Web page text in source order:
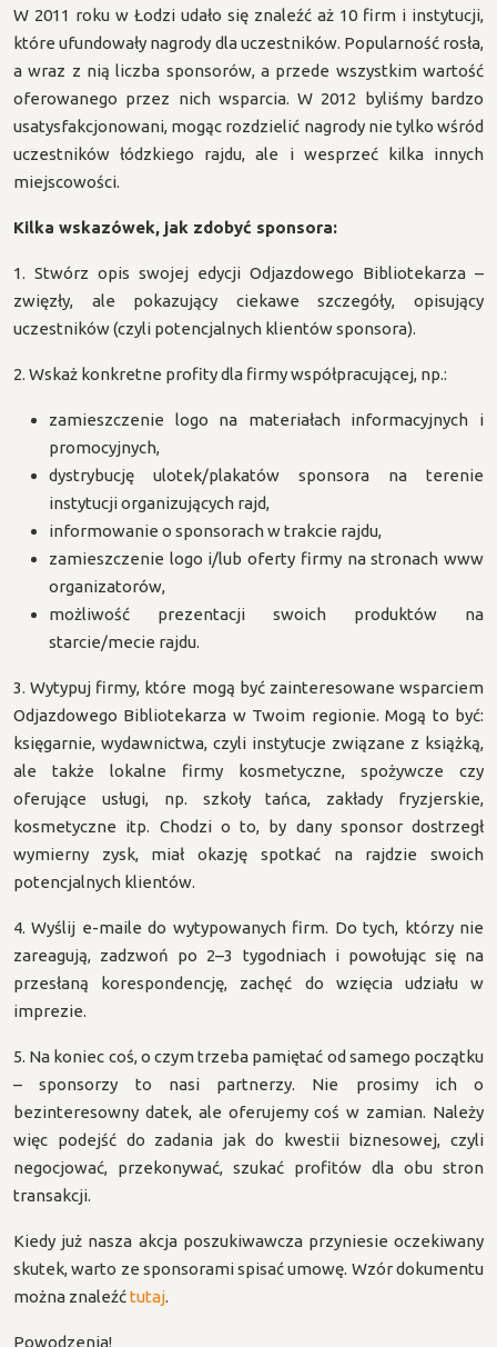
W 2011 roku w Łodzi udało się znaleźć aż 10 firm i instytucji,
które ufundowały nagrody dla uczestników. Popularność rosła,
a wraz z nią liczba sponsorów, a przede wszystkim wartość
oferowanego przez nich wsparcia. W 2012 byliśmy bardzo
usatysfakcjonowani, mogąc rozdzielić nagrody nie tylko wśród
uczestników łódzkiego rajdu, ale i wesprzeć kilka innych
miejscowości.
Kilka wskazówek, jak zdobyć sponsora:
1. Stwórz opis swojej edycji Odjazdowego Bibliotekarza –
zwięzły, ale pokazujący ciekawe szczegóły, opisujący
uczestników (czyli potencjalnych klientów sponsora).
2. Wskaż konkretne profity dla firmy współpracującej, np.:
zamieszczenie logo na materiałach informacyjnych i
promocyjnych,
dystrybucję ulotek/plakatów sponsora na terenie
instytucji organizujących rajd,
informowanie o sponsorach w trakcie rajdu,
zamieszczenie logo i/lub oferty firmy na stronach www
organizatorów,
możliwość prezentacji swoich produktów na
starcie/mecie rajdu.
3. Wytypuj firmy, które mogą być zainteresowane wsparciem
Odjazdowego Bibliotekarza w Twoim regionie. Mogą to być:
księgarnie, wydawnictwa, czyli instytucje związane z książką,
ale także lokalne firmy kosmetyczne, spożywcze czy
oferujące usługi, np. szkoły tańca, zakłady fryzjerskie,
kosmetyczne itp. Chodzi o to, by dany sponsor dostrzegł
wymierny zysk, miał okazję spotkać na rajdzie swoich
potencjalnych klientów.
4. Wyślij e-maile do wytypowanych firm. Do tych, którzy nie
zareagują, zadzwoń po 2–3 tygodniach i powołując się na
przesłaną korespondencję, zachęć do wzięcia udziału w
imprezie.
5. Na koniec coś, o czym trzeba pamiętać od samego początku
– sponsorzy to nasi partnerzy. Nie prosimy ich o
bezinteresowny datek, ale oferujemy coś w zamian. Należy
więc podejść do zadania jak do kwestii biznesowej, czyli
negocjować, przekonywać, szukać profitów dla obu stron
transakcji.
Kiedy już nasza akcja poszukiwawcza przyniesie oczekiwany
skutek, warto ze sponsorami spisać umowę. Wzór dokumentu
można znaleźćtutaj.
Powodzenia!